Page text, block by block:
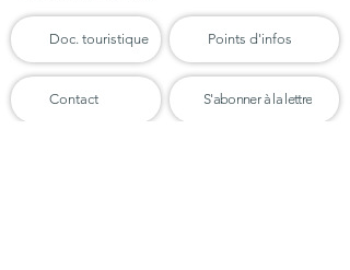
Doc. touristique Points d'infos
Contact S'abonner à la lettre